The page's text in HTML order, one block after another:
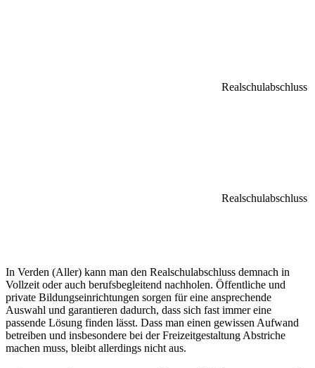
Realschulabschluss
Realschulabschluss
In Verden (Aller) kann man den Realschulabschluss demnach in
Vollzeit oder auch berufsbegleitend nachholen. Öffentliche und
private Bildungseinrichtungen sorgen für eine ansprechende
Auswahl und garantieren dadurch, dass sich fast immer eine
passende Lösung finden lässt. Dass man einen gewissen Aufwand
betreiben und insbesondere bei der Freizeitgestaltung Abstriche
machen muss, bleibt allerdings nicht aus.